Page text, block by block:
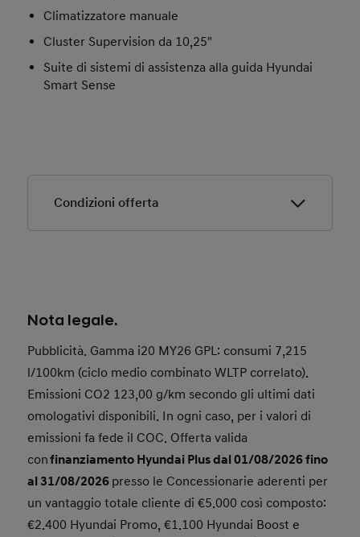
Climatizzatore manuale
Cluster Supervision da 10,25"
Suite di sistemi di assistenza alla guida Hyundai
Smart Sense
Condizioni offerta
entro il 31/08/2026.
Offerta valida con finanziamento Hyundai Plus.
Offerta valida fino a esaurimento disponibilità
Grazie al contributo di Hyundai Italia e delle
Concessionarie aderenti.
I 5.000 Km ad alimentazione GPL sono offerti al
cliente sotto forma di campagna specifica del
valore promozionale di € 300. Distanza
chilometrica e importo offerto calcolati in base al
prezzo medio del GPL di Maggio 2026, di 825,63
Nota legale.
Pubblicità. Gamma i20 MY26 GPL: consumi 7,215
l/100km (ciclo medio combinato WLTP correlato).
Emissioni CO2 123,00 g/km secondo gli ultimi dati
omologativi disponibili. In ogni caso, per i valori di
emissioni fa fede il COC. Offerta valida
confinanziamento Hyundai Plus dal 01/08/2026 fino
al 31/08/2026 presso le Concessionarie aderenti per
un vantaggio totale cliente di €5.000 così composto:
€2.400 Hyundai Promo, €1.100 Hyundai Boost e